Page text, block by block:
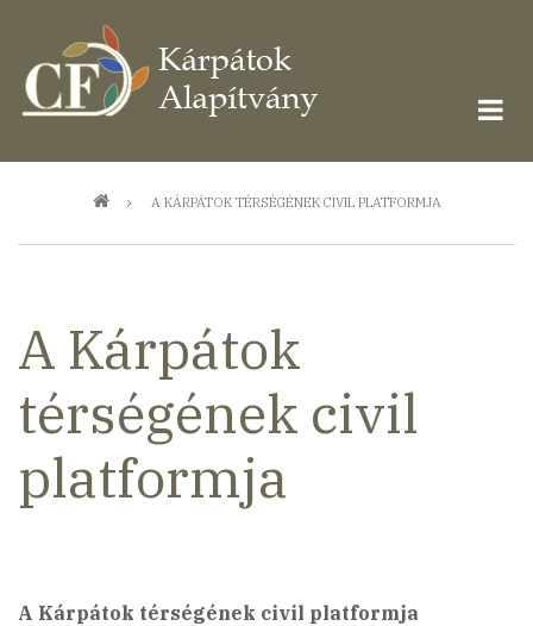
tartalomra
Morzsa A KÁRPÁTOK TÉRSÉGÉNEK CIVIL PLATFORMJA
A Kárpátok
térségének civil
platformja
A Kárpátok térségének civil platformja